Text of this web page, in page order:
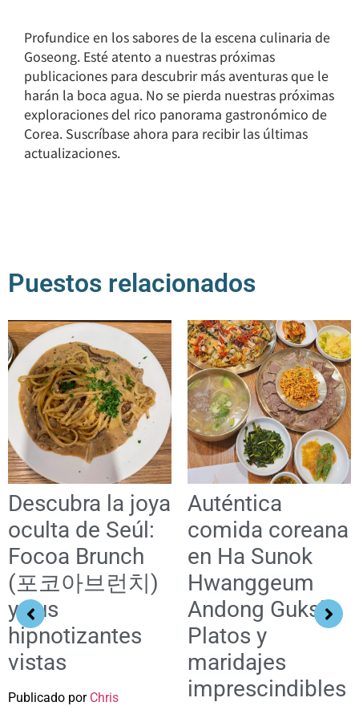
Profundice en los sabores de la escena culinaria de
Goseong. Esté atento a nuestras próximas
publicaciones para descubrir más aventuras que le
harán la boca agua. No se pierda nuestras próximas
exploraciones del rico panorama gastronómico de
Corea. Suscríbase ahora para recibir las últimas
actualizaciones.
Puestos relacionados
Descubra la joya
oculta de Seúl:
Focoa Brunch
(포코아브런치)
y sus
hipnotizantes
vistas
Publicado por Chris
Auténtica
comida coreana
en Ha Sunok
Hwanggeum
Andong Guksi:
Platos y
maridajes
imprescindibles